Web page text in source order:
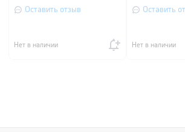
Оставить отзыв
Нет в наличии
Оставить
Нет в наличии